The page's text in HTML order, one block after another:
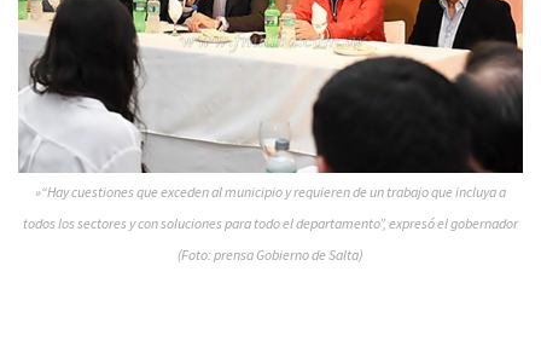
»“Hay cuestiones que exceden al municipio y requieren de un trabajo que incluya a
todos los sectores y con soluciones para todo el departamento”, expresó el gobernador
(Foto: prensa Gobierno de Salta)